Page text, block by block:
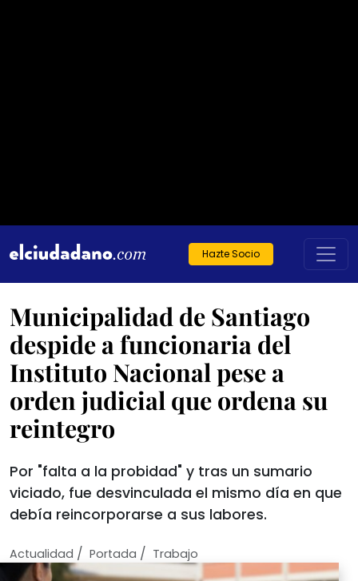
Hazte Socio
Municipalidad de Santiago
despide a funcionaria del
Instituto Nacional pese a
orden judicial que ordena su
reintegro
Por "falta a la probidad" y tras un sumario
viciado, fue desvinculada el mismo día en que
debía reincorporarse a sus labores.
Actualidad / Portada / Trabajo